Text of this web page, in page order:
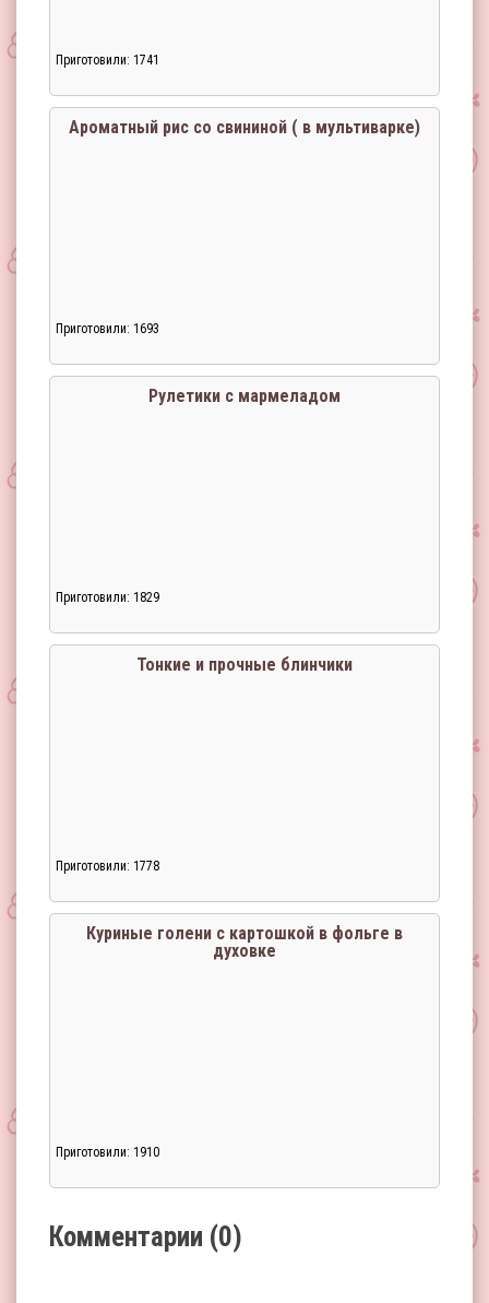
Приготовили: 1741
Ароматный рис со свининой ( в мультиварке)
Приготовили: 1693
Рулетики с мармеладом
Приготовили: 1829
Тонкие и прочные блинчики
Приготовили: 1778
Куриные голени с картошкой в фольге в
духовке
Приготовили: 1910
Комментарии (0)